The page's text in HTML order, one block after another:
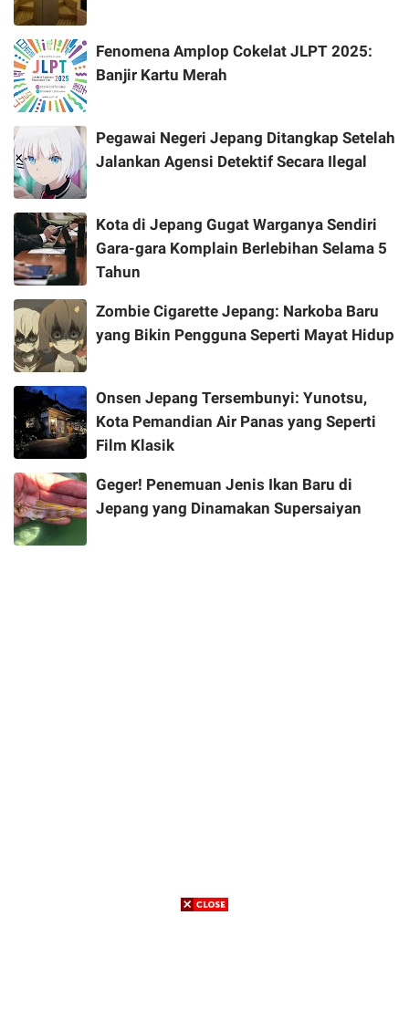
Fenomena Amplop Cokelat JLPT 2025:
Banjir Kartu Merah
Pegawai Negeri Jepang Ditangkap Setelah
Jalankan Agensi Detektif Secara Ilegal
Kota di Jepang Gugat Warganya Sendiri
Gara-gara Komplain Berlebihan Selama 5
Tahun
Zombie Cigarette Jepang: Narkoba Baru
yang Bikin Pengguna Seperti Mayat Hidup
Onsen Jepang Tersembunyi: Yunotsu,
Kota Pemandian Air Panas yang Seperti
Film Klasik
Geger! Penemuan Jenis Ikan Baru di
Jepang yang Dinamakan Supersaiyan